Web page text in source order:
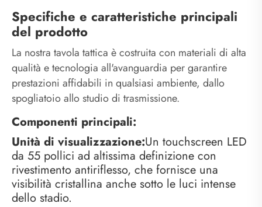
Specifiche e caratteristiche principali
del prodotto
La nostra tavola tattica è costruita con materiali di alta
qualità e tecnologia all'avanguardia per garantire
prestazioni affidabili in qualsiasi ambiente, dallo
spogliatoio allo studio di trasmissione.
Componenti principali:
Unità di visualizzazione:Un touchscreen LED
da 55 pollici ad altissima definizione con
rivestimento antiriflesso, che fornisce una
visibilità cristallina anche sotto le luci intense
dello stadio.